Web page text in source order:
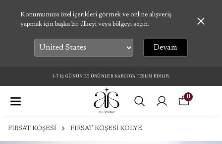
Konumunuza özel içerikleri görmek ve online alışveriş
yapmak için başka bir ülkeyi veya bölgeyi seçin.
Devam
1-7 İŞ GÜNÜNDE ÜRÜNLER KARGOYA TESLİM EDİLİR.
0
FIRSAT KÖŞESİ FIRSAT KÖŞESİ KOLYE